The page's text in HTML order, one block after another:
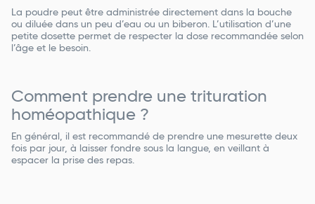
La poudre peut être administrée directement dans la bouche
ou diluée dans un peu d’eau ou un biberon. L’utilisation d’une
petite dosette permet de respecter la dose recommandée selon
l’âge et le besoin.
Comment prendre une trituration
homéopathique ?
En général, il est recommandé de prendre une mesurette deux
fois par jour, à laisser fondre sous la langue, en veillant à
espacer la prise des repas.